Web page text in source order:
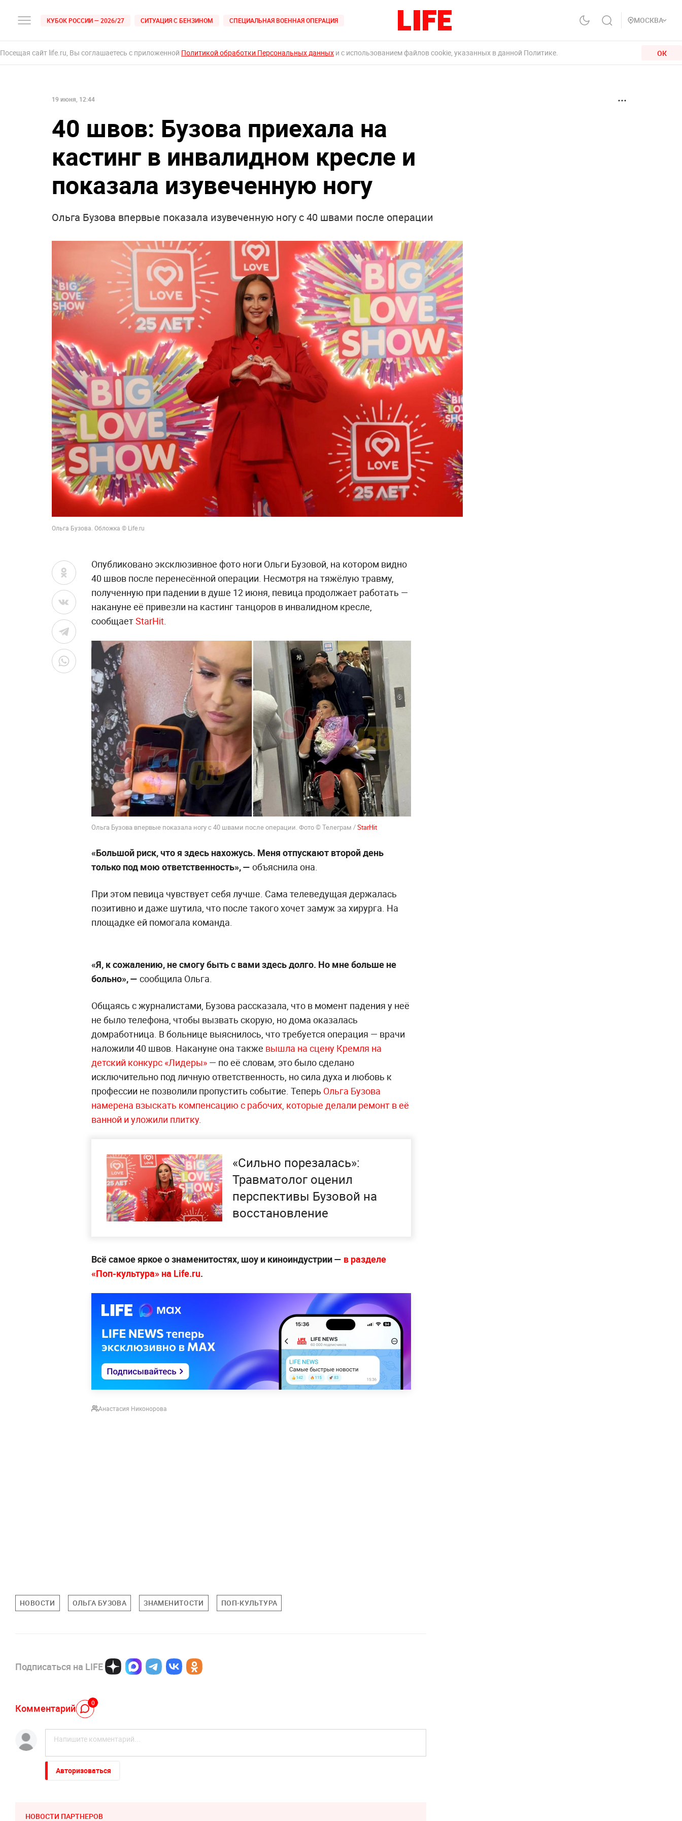
КУБОК РОССИИ — 2026/27 СИТУАЦИЯ С БЕНЗИНОМ СПЕЦИАЛЬНАЯ ВОЕННАЯ ОПЕРАЦИЯ МОСКВА
Посещая сайт life.ru, Вы соглашаетесь с приложенной Политикой обработки Персональных данных и с использованием файлов cookie, указанных в данной Политике. ОК
19 июня, 12:44
40 швов: Бузова приехала на
кастинг в инвалидном кресле и
показала изувеченную ногу
Ольга Бузова впервые показала изувеченную ногу с 40 швами после операции
Ольга Бузова. Обложка © Life.ru
Опубликовано эксклюзивное фото ноги Ольги Бузовой, на котором видно
40 швов после перенесённой операции. Несмотря на тяжёлую травму,
полученную при падении в душе 12 июня, певица продолжает работать —
накануне её привезли на кастинг танцоров в инвалидном кресле,
сообщаетStarHit.
Ольга Бузова впервые показала ногу с 40 швами после операции. Фото © Телеграм /StarHit
«Большой риск, что я здесь нахожусь. Меня отпускают второй день
только под мою ответственность», — объяснила она.
При этом певица чувствует себя лучше. Сама телеведущая держалась
позитивно и даже шутила, что после такого хочет замуж за хирурга. На
площадке ей помогала команда.
«Я, к сожалению, не смогу быть с вами здесь долго. Но мне больше не
больно», — сообщила Ольга.
Общаясь с журналистами, Бузова рассказала, что в момент падения у неё
не было телефона, чтобы вызвать скорую, но дома оказалась
домработница. В больнице выяснилось, что требуется операция — врачи
наложили 40 швов. Накануне она также вышла на сцену Кремля на
детский конкурс «Лидеры» — по её словам, это было сделано
исключительно под личную ответственность, но сила духа и любовь к
профессии не позволили пропустить событие. Теперь Ольга Бузова
намерена взыскать компенсацию с рабочих, которые делали ремонт в её
ванной и уложили плитку.
«Сильно порезалась»:
Травматолог оценил
перспективы Бузовой на
восстановление
Всё самое яркое о знаменитостях, шоу и киноиндустрии — в разделе
«Поп-культура» на Life.ru.
Анастасия Никонорова
НОВОСТИ ОЛЬГА БУЗОВА ЗНАМЕНИТОСТИ ПОП-КУЛЬТУРА
Подписаться на LIFE
Комментарий 0
Авторизоваться
НОВОСТИ ПАРТНЕРОВ